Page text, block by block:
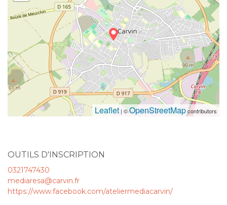
Leaflet | ©OpenStreetMapcontributors
OUTILS D'INSCRIPTION
0321747430
mediaresa@carvin.fr
https://www.facebook.com/ateliermediacarvin/